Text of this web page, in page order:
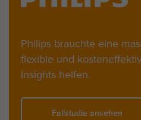
Philips brauchte eine
flexible und
Insights helfen.
Fallstudie ansehen